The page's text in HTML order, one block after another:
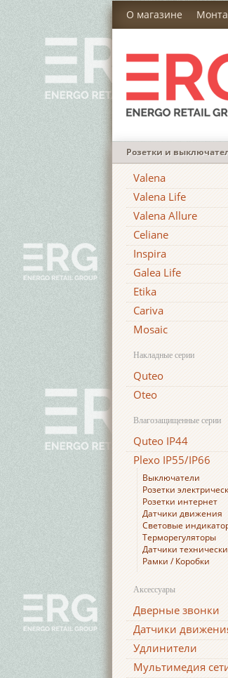
О магазине
Розетки и
Valena
Valena Life
Valena Allure
Celiane
Inspira
Galea Life
Etika
Cariva
Mosaic
Накладные серии
Quteo
Oteo
Влагозащищенные серии
Quteo IP44
Plexo IP55/IP66
Выключатели
Розетки
Розетки интернет
Датчики движения
Световые
Терморегуляторы
Датчики
Рамки / Коробки
Аксессуары
Дверные звонки
Датчики
Удлинители
Мультимедия